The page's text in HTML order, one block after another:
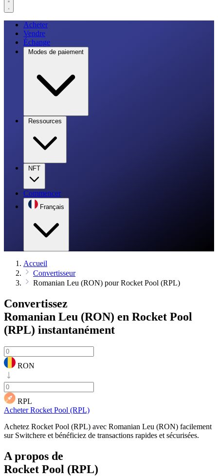
Acheter
Vendre
Échange
Modes de paiement
Ressources
NFT
Commencer
Français
Accueil
Convertisseur
Romanian Leu (RON) pour Rocket Pool (RPL)
Convertissez
Romanian Leu (RON) en Rocket Pool
(RPL) instantanément
RON
RPL
Acheter Rocket Pool (RPL)
Achetez Rocket Pool (RPL) avec Romanian Leu (RON) facilement
sur Switchere et bénéficiez de transactions rapides et sécurisées.
A propos de
Rocket Pool (RPL)